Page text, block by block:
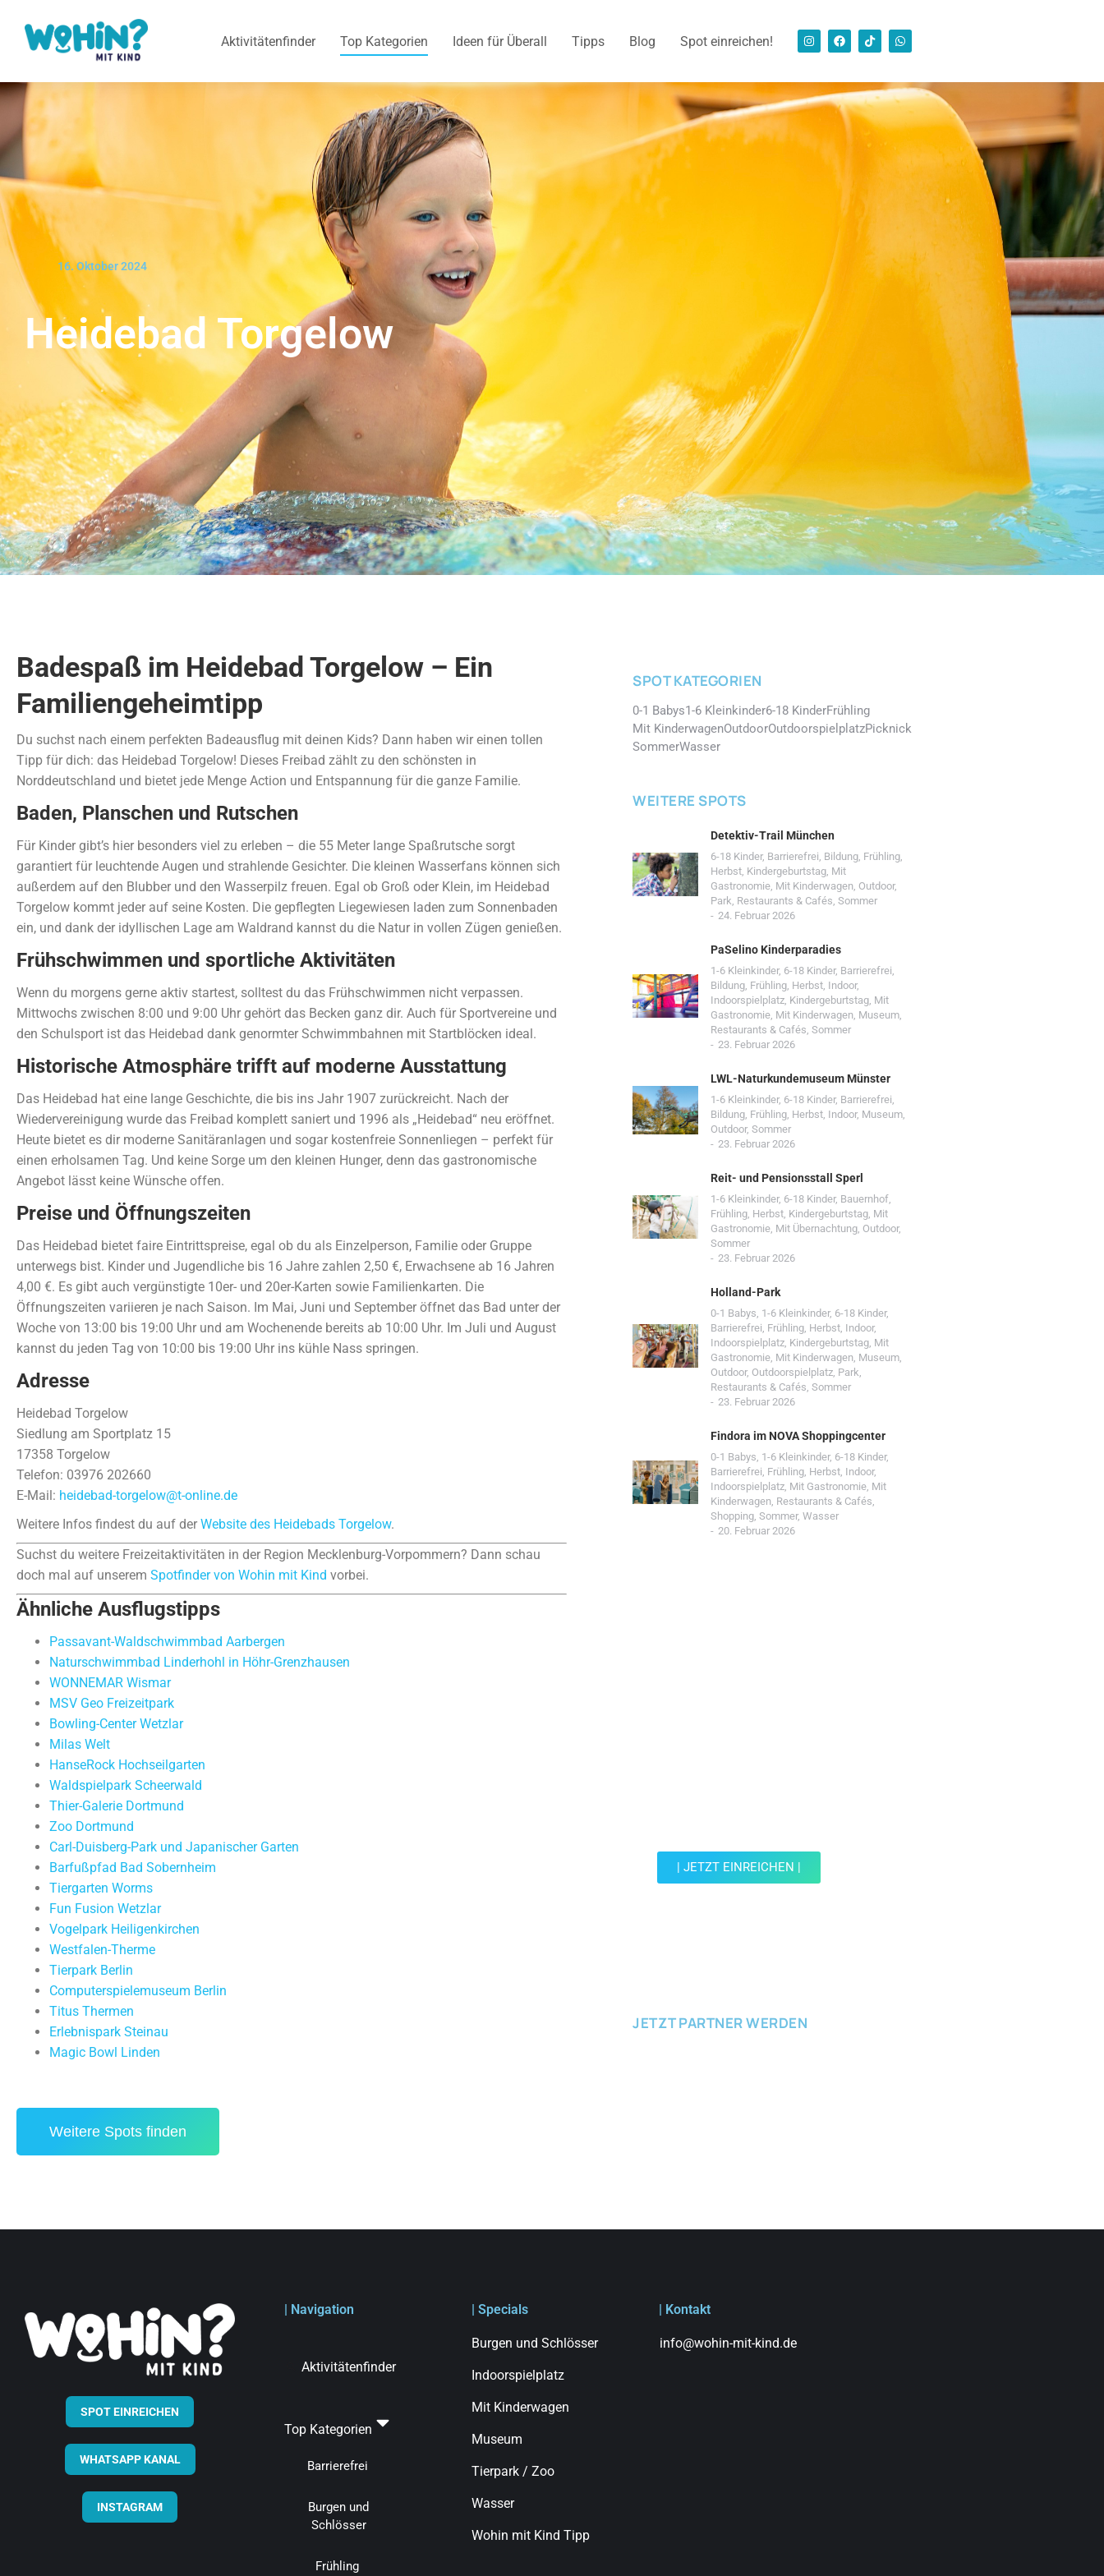
Aktivitätenfinder Top Kategorien Ideen für Überall Tipps Blog Spot einreichen!
16. Oktober 2024
Heidebad Torgelow
Badespaß im Heidebad Torgelow – Ein
Familiengeheimtipp
Du suchst nach einem perfekten Badeausflug mit deinen Kids? Dann haben wir einen tollen
Tipp für dich: das Heidebad Torgelow! Dieses Freibad zählt zu den schönsten in
Norddeutschland und bietet jede Menge Action und Entspannung für die ganze Familie.
Baden, Planschen und Rutschen
Für Kinder gibt’s hier besonders viel zu erleben – die 55 Meter lange Spaßrutsche sorgt
garantiert für leuchtende Augen und strahlende Gesichter. Die kleinen Wasserfans können sich
außerdem auf den Blubber und den Wasserpilz freuen. Egal ob Groß oder Klein, im Heidebad
Torgelow kommt jeder auf seine Kosten. Die gepflegten Liegewiesen laden zum Sonnenbaden
ein, und dank der idyllischen Lage am Waldrand kannst du die Natur in vollen Zügen genießen.
Frühschwimmen und sportliche Aktivitäten
Wenn du morgens gerne aktiv startest, solltest du das Frühschwimmen nicht verpassen.
Mittwochs zwischen 8:00 und 9:00 Uhr gehört das Becken ganz dir. Auch für Sportvereine und
den Schulsport ist das Heidebad dank genormter Schwimmbahnen mit Startblöcken ideal.
Historische Atmosphäre trifft auf moderne Ausstattung
Das Heidebad hat eine lange Geschichte, die bis ins Jahr 1907 zurückreicht. Nach der
Wiedervereinigung wurde das Freibad komplett saniert und 1996 als „Heidebad“ neu eröffnet.
Heute bietet es dir moderne Sanitäranlagen und sogar kostenfreie Sonnenliegen – perfekt für
einen erholsamen Tag. Und keine Sorge um den kleinen Hunger, denn das gastronomische
Angebot lässt keine Wünsche offen.
Preise und Öffnungszeiten
Das Heidebad bietet faire Eintrittspreise, egal ob du als Einzelperson, Familie oder Gruppe
unterwegs bist. Kinder und Jugendliche bis 16 Jahre zahlen 2,50 €, Erwachsene ab 16 Jahren
4,00 €. Es gibt auch vergünstigte 10er- und 20er-Karten sowie Familienkarten. Die
Öffnungszeiten variieren je nach Saison. Im Mai, Juni und September öffnet das Bad unter der
Woche von 13:00 bis 19:00 Uhr und am Wochenende bereits ab 10:00 Uhr. Im Juli und August
kannst du jeden Tag von 10:00 bis 19:00 Uhr ins kühle Nass springen.
Adresse
Heidebad Torgelow
Siedlung am Sportplatz 15
17358 Torgelow
Telefon: 03976 202660
E-Mail: heidebad-torgelow@t-online.de
Weitere Infos findest du auf der Website des Heidebads Torgelow.
Suchst du weitere Freizeitaktivitäten in der Region Mecklenburg-Vorpommern? Dann schau
doch mal auf unserem Spotfinder von Wohin mit Kind vorbei.
Ähnliche Ausflugstipps
Passavant-Waldschwimmbad Aarbergen
Naturschwimmbad Linderhohl in Höhr-Grenzhausen
WONNEMAR Wismar
MSV Geo Freizeitpark
Bowling-Center Wetzlar
Milas Welt
HanseRock Hochseilgarten
Waldspielpark Scheerwald
Thier-Galerie Dortmund
Zoo Dortmund
Carl-Duisberg-Park und Japanischer Garten
Barfußpfad Bad Sobernheim
Tiergarten Worms
Fun Fusion Wetzlar
Vogelpark Heiligenkirchen
Westfalen-Therme
Tierpark Berlin
Computerspielemuseum Berlin
Titus Thermen
Erlebnispark Steinau
Magic Bowl Linden
Weitere Spots finden
SPOT KATEGORIEN
0-1 Babys1-6 Kleinkinder6-18 KinderFrühling
Mit KinderwagenOutdoorOutdoorspielplatzPicknick
SommerWasser
WEITERE SPOTS
Detektiv-Trail München
6-18 Kinder, Barrierefrei, Bildung, Frühling,
Herbst, Kindergeburtstag, Mit
Gastronomie, Mit Kinderwagen, Outdoor,
Park, Restaurants & Cafés, Sommer
24. Februar 2026
PaSelino Kinderparadies
1-6 Kleinkinder, 6-18 Kinder, Barrierefrei,
Bildung, Frühling, Herbst, Indoor,
Indoorspielplatz, Kindergeburtstag, Mit
Gastronomie, Mit Kinderwagen, Museum,
Restaurants & Cafés, Sommer
23. Februar 2026
LWL-Naturkundemuseum Münster
1-6 Kleinkinder, 6-18 Kinder, Barrierefrei,
Bildung, Frühling, Herbst, Indoor, Museum,
Outdoor, Sommer
23. Februar 2026
Reit- und Pensionsstall Sperl
1-6 Kleinkinder, 6-18 Kinder, Bauernhof,
Frühling, Herbst, Kindergeburtstag, Mit
Gastronomie, Mit Übernachtung, Outdoor,
Sommer
23. Februar 2026
Holland-Park
0-1 Babys, 1-6 Kleinkinder, 6-18 Kinder,
Barrierefrei, Frühling, Herbst, Indoor,
Indoorspielplatz, Kindergeburtstag, Mit
Gastronomie, Mit Kinderwagen, Museum,
Outdoor, Outdoorspielplatz, Park,
Restaurants & Cafés, Sommer
23. Februar 2026
Findora im NOVA Shoppingcenter
0-1 Babys, 1-6 Kleinkinder, 6-18 Kinder,
Barrierefrei, Frühling, Herbst, Indoor,
Indoorspielplatz, Mit Gastronomie, Mit
Kinderwagen, Restaurants & Cafés,
Shopping, Sommer, Wasser
20. Februar 2026
| JETZT EINREICHEN |
JETZT PARTNER WERDEN
SPOT EINREICHEN
WHATSAPP KANAL
INSTAGRAM
| Navigation
Aktivitätenfinder
Top Kategorien
Barrierefrei
Burgen und
Schlösser
Frühling
| Specials
Burgen und Schlösser
Indoorspielplatz
Mit Kinderwagen
Museum
Tierpark / Zoo
Wasser
Wohin mit Kind Tipp
| Kontakt
info@wohin-mit-kind.de